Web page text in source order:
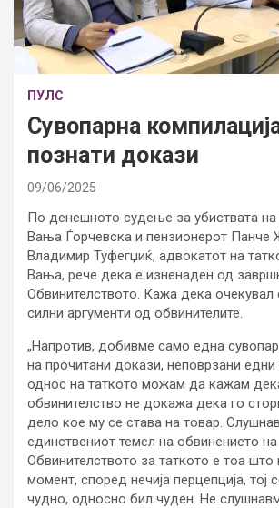
ПУЛС
Сувопарна
познати докази
09/06/2025
По денешното судење за убиствата
Вања Ѓорчевска и пензионерот Панче
Владимир Туфегџиќ, адвокатот на
Вања, рече дека е изненаден од
Обвинителството. Кажа дека очекувал
силни аргументи од обвинителите.
„Напротив, добивме само една
на прочитани докази, неповрзани
однос на таткото можам да кажам
обвинителство не докажа дека го
дело кое му се става на товар.
единствениот темел на обвинението на
Обвинителството за таткото е тоа
момент, според нечија перцепција, тој
чудно, односно бил чуден. Не